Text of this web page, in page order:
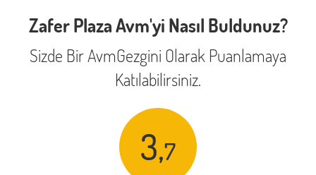
Zafer Plaza Avm'yi Nasıl Buldunuz?
Sizde Bir AvmGezgini Olarak Puanlamaya
Katılabilirsiniz.
3,7